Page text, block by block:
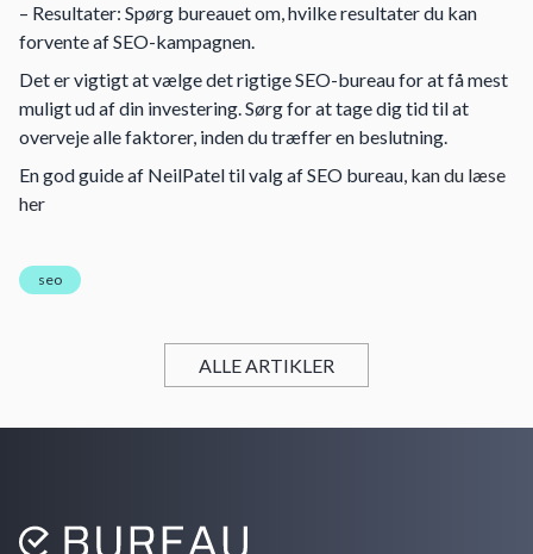
– Resultater: Spørg bureauet om, hvilke resultater du kan
forvente af SEO-kampagnen.
Det er vigtigt at vælge det rigtige SEO-bureau for at få mest
muligt ud af din investering. Sørg for at tage dig tid til at
overveje alle faktorer, inden du træffer en beslutning.
En god guide af NeilPatel til valg af SEO bureau, kan du læse
her
seo
ALLE ARTIKLER